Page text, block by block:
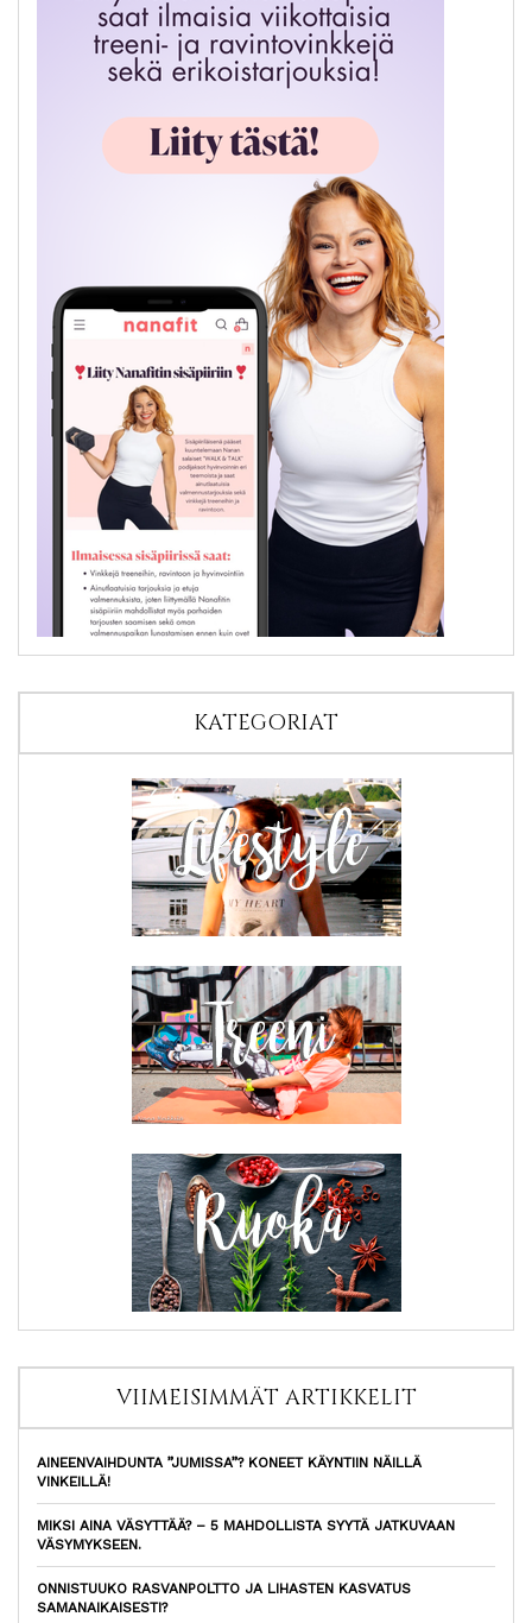
KATEGORIAT
VIIMEISIMMÄT ARTIKKELIT
AINEENVAIHDUNTA ”JUMISSA”? KONEET KÄYNTIIN NÄILLÄ
VINKEILLÄ!
MIKSI AINA VÄSYTTÄÄ? – 5 MAHDOLLISTA SYYTÄ JATKUVAAN
VÄSYMYKSEEN.
ONNISTUUKO RASVANPOLTTO JA LIHASTEN KASVATUS
SAMANAIKAISESTI?